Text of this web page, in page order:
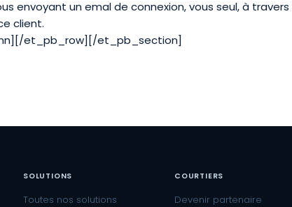
envoyant un emal de connexion, vous seul, à
client.
et_pb_row][/et_pb_section]
SOLUTIONS
Toutes nos solutions
COURTIERS
Devenir partenaire